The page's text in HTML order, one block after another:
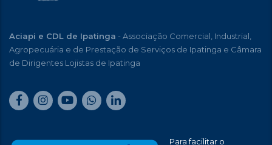
Aciapi e CDL de Ipatinga - Associação Comercial, Industrial,
Agropecuária e de Prestação de Serviços de Ipatinga e Câmara
de Dirigentes Lojistas de Ipatinga
Para facilitar o